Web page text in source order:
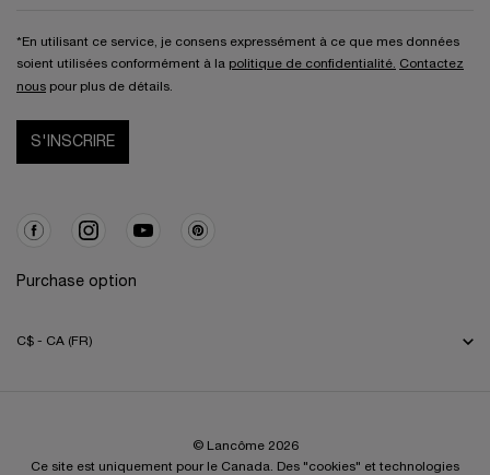
*En utilisant ce service, je consens expressément à ce que mes données
soient utilisées conformément à la politique de confidentialité. Contactez
nous pour plus de détails.
S'INSCRIRE
Purchase option
C$ - CA (FR)
© Lancôme 2026
Ce site est uniquement pour le Canada. Des "cookies" et technologies